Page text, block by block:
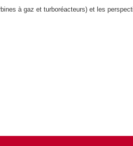
à gaz et turboréacteurs) et les